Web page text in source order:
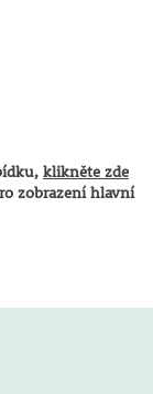
klikněte zde
zobrazení hlavní